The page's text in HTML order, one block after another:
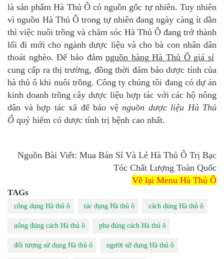
là sản phẩm Hà Thủ Ô có nguồn gốc tự nhiên. Tuy nhiên
vì nguồn Hà Thủ Ô trong tự nhiên đang ngày càng ít dần
thì việc nuôi trồng và chăm sóc Hà Thủ Ô đang trở thành
lối đi mới cho ngành dược liệu và cho bà con nhân dân
thoát nghèo. Để bảo đảmnguồn hàng Hà Thủ Ô giá sỉ
cung cấp ra thị trường, đồng thời đảm bảo dược tính của
hà thủ ô khi nuôi trồng. Công ty chúng tôi đang có dự án
kinh doanh trồng cây dược liệu hợp tác với các hộ nông
dân và hợp tác xã để bảo vệ nguồn dược liệu Hà Thủ
Ô quý hiếm có dược tính trị bệnh cao nhất.
Nguồn Bài Viết: Mua Bán Sỉ Và Lẻ Hà Thủ Ô Trị Bạc
Tóc Chất Lượng Toàn Quốc
Về lại Menu Hà Thủ Ô
TAGs
công dụng Hà thủ ô tác dụng Hà thủ ô cách dùng Hà thủ ô
uống đúng cách Hà thủ ô pha đúng cách Hà thủ ô
đối tượng sử dụng Hà thủ ô người sử dụng Hà thủ ô